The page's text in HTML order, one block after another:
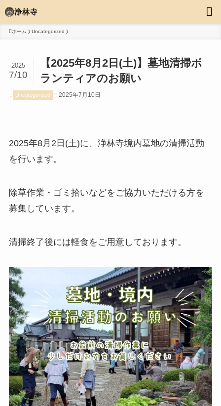
ホーム Uncategorized
【2025年8月2日(土)】墓地清掃ボ
ランティアのお願い
2025
7/10
Uncategorized 2025年7月10日
2025年8月2日(土)に、浄林寺境内墓地の清掃活動
を行います。
除草作業・ゴミ拾いなどをご協力いただける方を
募集しています。
清掃終了後には軽食をご用意しております。